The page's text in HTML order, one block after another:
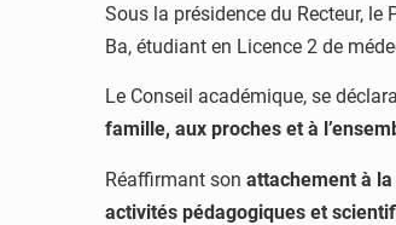
Sous la présidence du Recteur,
Ba, étudiant en Licence 2 de
Le Conseil académique, se
famille, aux proches et à
Réaffirmant son attachement à
activités pédagogiques et